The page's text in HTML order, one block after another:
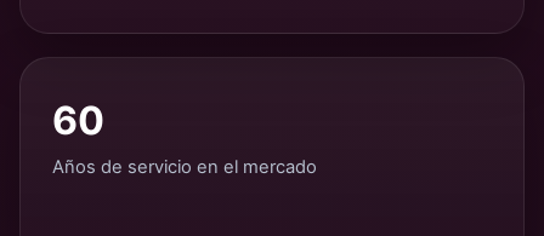
60
Años de servicio en el mercado